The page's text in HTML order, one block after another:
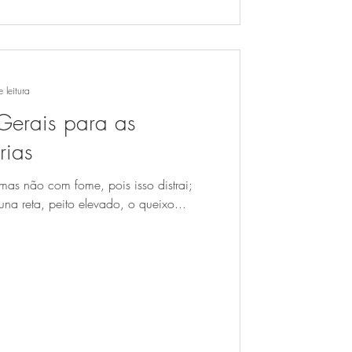
para as
não com fome, pois isso distrai;
reta, peito elevado, o queixo...
leitura